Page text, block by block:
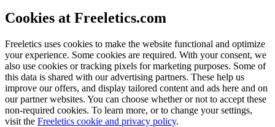
Cookies at Freeletics.com
Freeletics uses cookies to make the website functional and optimize
your experience. Some cookies are required. With your consent, we
also use cookies or tracking pixels for marketing purposes. Some of
this data is shared with our advertising partners. These help us
improve our offers, and display tailored content and ads here and on
our partner websites. You can choose whether or not to accept these
non-required cookies. To learn more, or to change your settings,
visit the Freeletics cookie and privacy policy.